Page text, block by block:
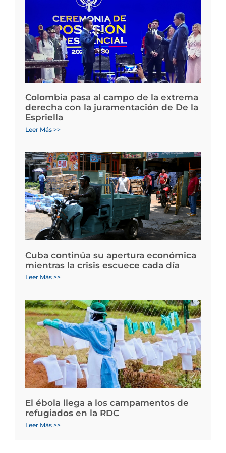
Colombia pasa al campo de la extrema
derecha con la juramentación de De la
Espriella
Leer Más >>
Cuba continúa su apertura económica
mientras la crisis escuece cada día
Leer Más >>
El ébola llega a los campamentos de
refugiados en la RDC
Leer Más >>